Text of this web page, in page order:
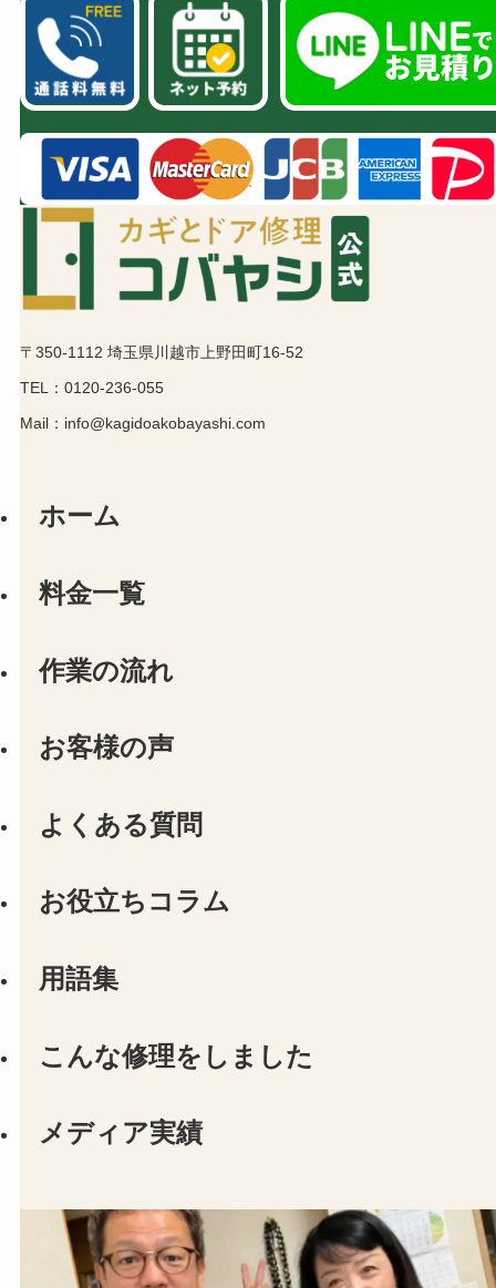
〒350-1112 埼玉県川越市上野田町16-52
TEL：0120-236-055
Mail：info@kagidoakobayashi.com
ホーム
料金一覧
作業の流れ
お客様の声
よくある質問
お役立ちコラム
用語集
こんな修理をしました
メディア実績